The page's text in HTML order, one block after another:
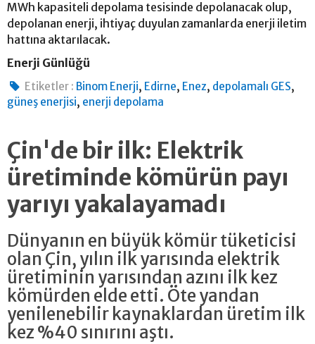
MWh kapasiteli depolama tesisinde depolanacak olup,
depolanan enerji, ihtiyaç duyulan zamanlarda enerji iletim
hattına aktarılacak.
Enerji Günlüğü
Etiketler : Binom Enerji, Edirne, Enez, depolamalı GES,
güneş enerjisi, enerji depolama
Çin'de bir ilk: Elektrik
üretiminde kömürün payı
yarıyı yakalayamadı
Dünyanın en büyük kömür tüketicisi
olan Çin, yılın ilk yarısında elektrik
üretiminin yarısından azını ilk kez
kömürden elde etti. Öte yandan
yenilenebilir kaynaklardan üretim ilk
kez %40 sınırını aştı.